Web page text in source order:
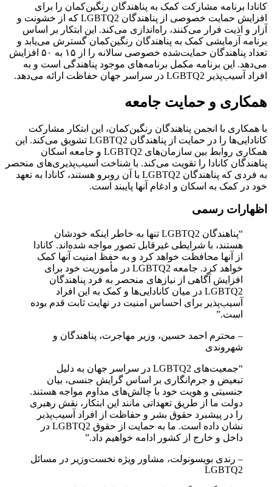
کانادا برنامه مشارکت کمک به پناهندگان رنگین‌کمان را برای
افزایش حمایت خصوصی از پناهندگان LGBTQ2 که از خشونت و
آزار و اذیت فرار می‌کنند، راه‌اندازی می‌کند. این ابتکار بر اساس
برنامه آزمایشی کمک به پناهندگان رنگین‌کمان گسترش می‌یابد و
تعداد پناهندگان حمایت‌شده خصوصی سالانه را از ۱۵ به ۵۰ افزایش
می‌دهد. این برنامه مکمل برنامه‌های موجود پناهندگی است و به
افراد آسیب‌پذیر LGBTQ2 در سراسر جهان حفاظت ارائه می‌دهد.
همکاری و حمایت جامعه
با همکاری با انجمن پناهندگان رنگین‌کمان، این ابتکار مشارکت
کانادایی‌ها را در حمایت از پناهندگان LGBTQ2 تشویق می‌کند. این
همکاری روابط بین سازمان‌های LGBTQ2 و جامعه اسکان
پناهندگان کانادا را تقویت می‌کند. با شناخت آسیب‌پذیری‌های منحصر
به فردی که پناهندگان LGBTQ2 با آن روبرو هستند، کانادا به تعهد
خود در کمک به اسکان و ادغام آنها پایبند است.
اظهارات رسمی
“پناهندگان LGBTQ2 تنها به خاطر اینکه خودشان
هستند، با شرایطی غیرقابل تصور مواجه شده‌اند. کانادا
از آنها محافظت خواهد کرد و به حفظ امنیت آنها کمک
خواهد کرد. جامعه LGBTQ2 در مأموریت خود برای
افزایش آگاهی از نیازهای منحصر به فرد پناهندگان
LGBTQ2 در میان کانادایی‌ها و کمک به این افراد
آسیب‌پذیر برای احساس امنیت در نهایت ثابت قدم بوده
است.”
– محترم احمد حسین، وزیر مهاجرت، پناهندگان و
شهروندی
“جمعیت‌های LGBTQ2 در سراسر جهان به دلیل
تبعیض و جرم‌انگاری بر اساس گرایش جنسی، بیان
جنسیتی و هویت خود با چالش‌های مداوم مواجه هستند.
دولت ما از طریق تعهداتی مانند این ابتکار، نقش رهبری
را در پیشبرد حقوق بشر و حفاظت از افراد آسیب‌پذیر
نشان داده است. ما به حمایت از حقوق LGBTQ2 در
داخل و خارج از کشور ادامه خواهیم داد.”
– رندی بویسونولت، مشاور ویژه نخست‌وزیر در مسائل
LGBTQ2